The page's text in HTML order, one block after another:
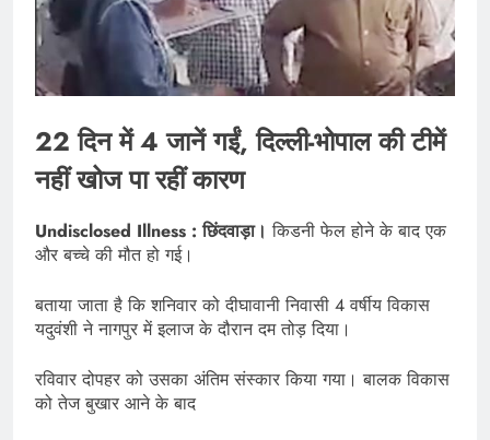
22 दिन में 4 जानें गईं, दिल्ली-भोपाल की टीमें
नहीं खोज पा रहीं कारण
Undisclosed Illness : छिंदवाड़ा। किडनी फेल होने के बाद एक
और बच्चे की मौत हो गई।
बताया जाता है कि शनिवार को दीघावानी निवासी 4 वर्षीय विकास
यदुवंशी ने नागपुर में इलाज के दौरान दम तोड़ दिया।
रविवार दोपहर को उसका अंतिम संस्कार किया गया। बालक विकास
को तेज बुखार आने के बाद